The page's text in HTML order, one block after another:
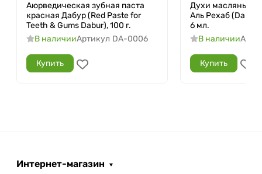
Аюрведическая зубная паста
красная Дабур (Red Paste for
Teeth & Gums Dabur), 100 г.
В наличииАртикул DA-0006
Купить
Духи масляные
Аль Рехаб (Dalal
6 мл.
В наличии
Купить
Интернет-магазин